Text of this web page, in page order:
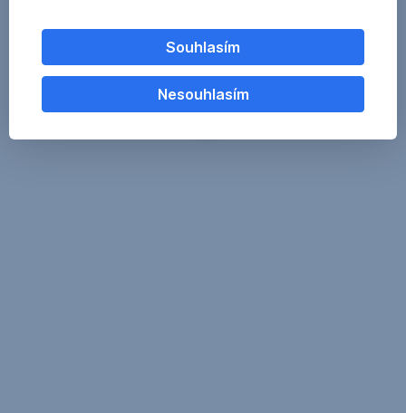
Souhlasím
Nesouhlasím